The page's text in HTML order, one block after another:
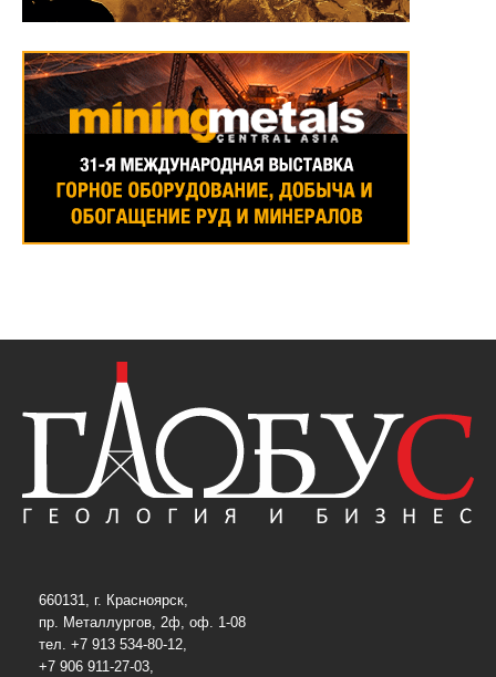
660131, г. Красноярск,
пр. Металлургов, 2ф, оф. 1-08
тел. +7 913 534-80-12,
+7 906 911-27-03,